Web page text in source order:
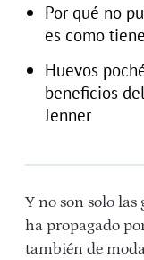
Por qué no
es como
Huevos
beneficios
Jenner
Y no son solo las
ha propagado
también de